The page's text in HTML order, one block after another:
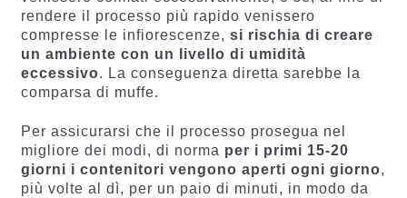
rendere il processo più rapido venissero
compresse le infiorescenze, si rischia di creare
un ambiente con un livello di umidità
eccessivo. La conseguenza diretta sarebbe la
comparsa di muffe.
Per assicurarsi che il processo prosegua nel
migliore dei modi, di norma per i primi 15-20
giorni i contenitori vengono aperti ogni giorno,
più volte al dì, per un paio di minuti, in modo da